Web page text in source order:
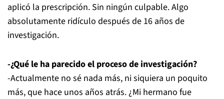
aplicó la prescripción. Sin ningún culpable. Algo
absolutamente ridículo después de 16 años de
investigación.
-¿Qué le ha parecido el proceso de investigación?
-Actualmente no sé nada más, ni siquiera un poquito
más, que hace unos años atrás. ¿Mi hermano fue